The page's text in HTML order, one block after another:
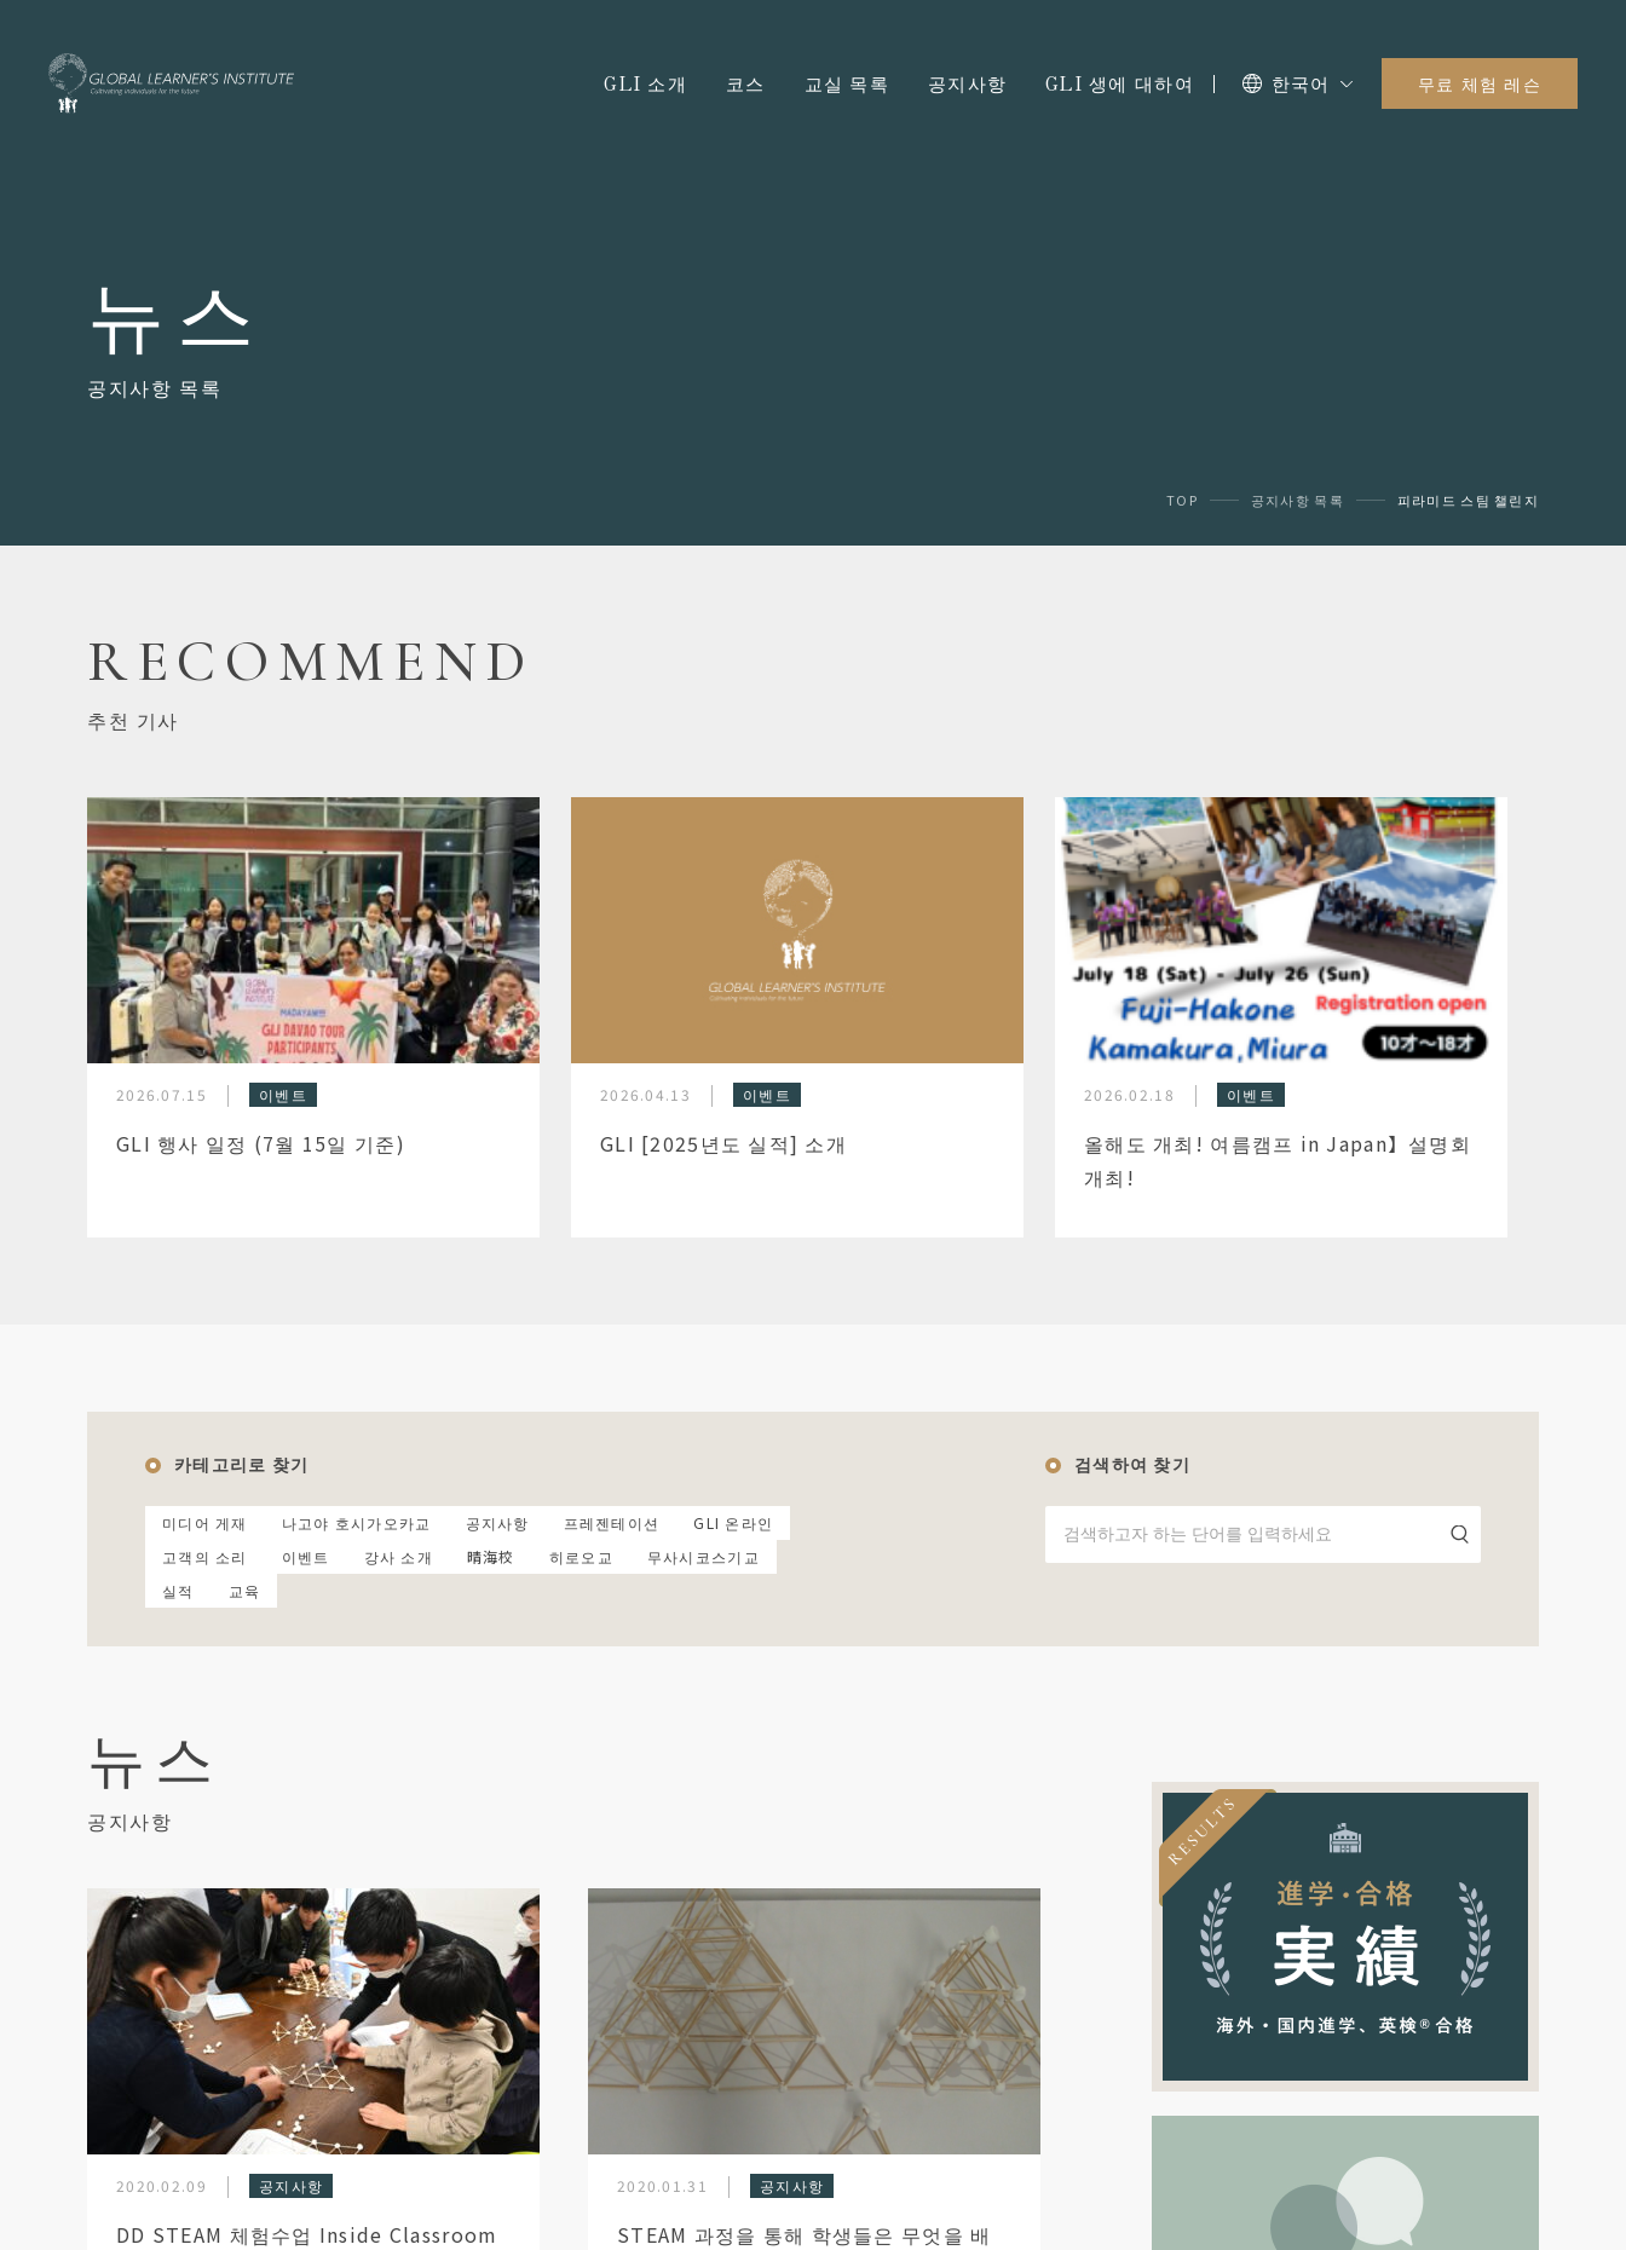
GLI 소개 코스 교실 목록 공지사항 GLI 생에 대하여 한국어 무료 체험 레슨
뉴스
공지사항 목록
TOP 공지사항 목록 피라미드 스팀 챌린지
RECOMMEND
추천 기사
2026.07.15 이벤트
GLI 행사 일정 (7월 15일 기준)
2026.04.13 이벤트
GLI [2025년도 실적] 소개
2026.02.18 이벤트
올해도 개최! 여름캠프 in Japan】설명회
개최!
카테고리로 찾기
미디어 게재 나고야 호시가오카교 공지사항 프레젠테이션
GLI 온라인
고객의 소리
이벤트 강사 소개 晴海校 히로오교
무사시코스기교
실적
교육
검색하여 찾기
뉴스
공지사항
2020.02.09 공지사항
DD STEAM 체험수업 Inside Classroom
2020.01.31 공지사항
STEAM 과정을 통해 학생들은 무엇을 배